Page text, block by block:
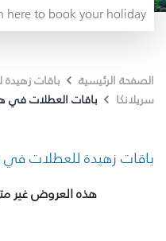
الصفحة الرئيسية باقات
سريلانكا
باقات العطلات في
باقات زهيدة للعطلات في
هذه العروض غير